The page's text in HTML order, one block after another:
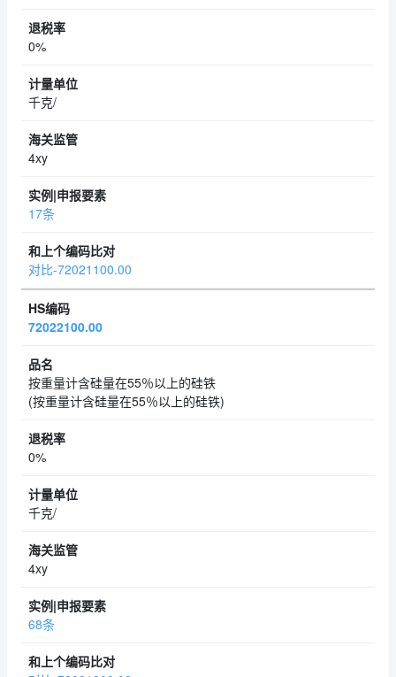
0%
千克/
4xy
17条
对比-72021100.00
72022100.00
按重量计含硅量在55％以上的硅铁
(按重量计含硅量在55％以上的硅铁)
0%
千克/
4xy
68条